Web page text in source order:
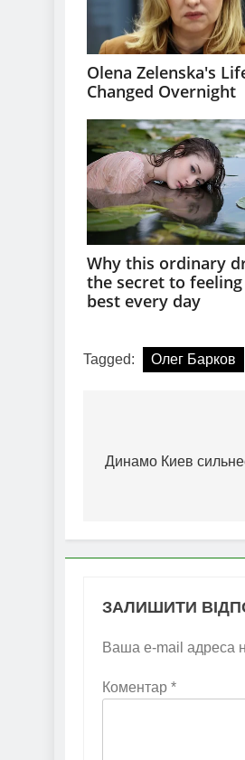
Tagged: Олег Барков
записів
Динамо Киев
ЗАЛИШИТИ
Ваша e-mail адреса
Коментар *